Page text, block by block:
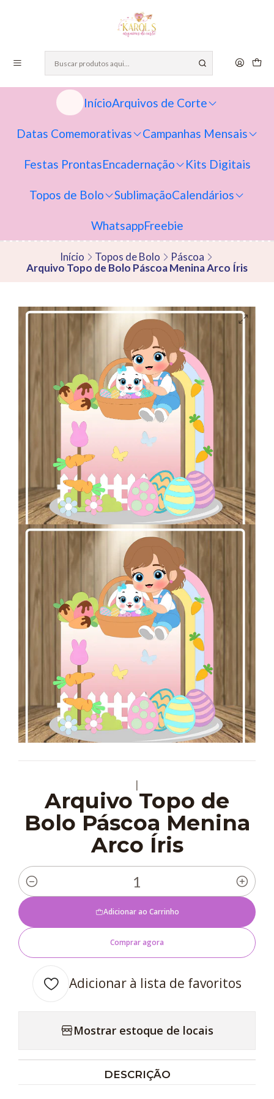
InícioArquivos de Corte
Datas Comemorativas Campanhas Mensais
Festas ProntasEncadernação Kits Digitais
Topos de Bolo SublimaçãoCalendários
WhatsappFreebie
Início Topos de Bolo
Páscoa
Arquivo Topo de Bolo Páscoa Menina Arco Íris
|
Arquivo Topo de
Bolo Páscoa Menina
Arco Íris
Quantidade
Adicionar ao Carrinho
Comprar agora
Adicionar à lista de favoritos
Mostrar estoque de locais
DESCRIÇÃO